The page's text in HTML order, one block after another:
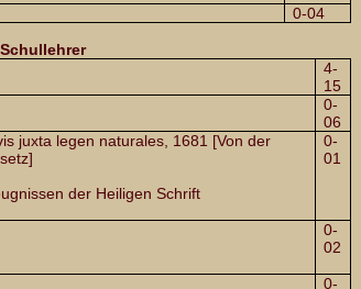
0-04
4-
15
0-
06
juxta legen naturales, 1681 [Von der
der Heiligen Schrift
0-
01
0-
02
0-